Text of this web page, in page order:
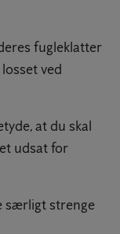
fugleklatter
ved
at du skal
udsat for
særligt strenge